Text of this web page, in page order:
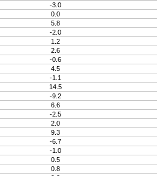
-3.0
0.0
5.8
-2.0
1.2
2.6
-0.6
4.5
-1.1
14.5
-9.2
6.6
-2.5
2.0
9.3
-6.7
-1.0
0.5
0.8